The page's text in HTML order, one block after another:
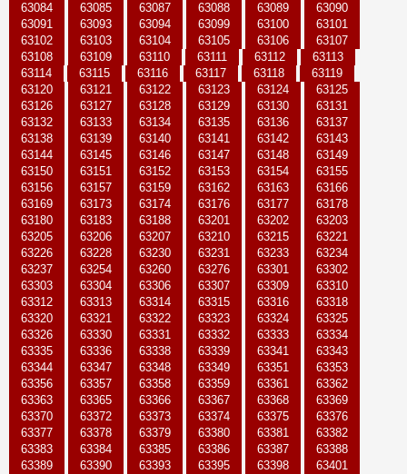
63084
63085 63087 63088 63089
63090
63091
63093 63094 63099 63100
63101
63102
63103 63104 63105 63106
63107
63108
63109 63110 63111 63112
63113
63114
63115 63116 63117 63118
63119
63120
63121 63122 63123 63124
63125
63126
63127 63128 63129 63130
63131
63132
63133 63134 63135 63136
63137
63138
63139 63140 63141 63142
63143
63144
63145 63146 63147 63148
63149
63150
63151 63152 63153 63154
63155
63156
63157 63159 63162 63163
63166
63169
63173 63174 63176 63177
63178
63180
63183 63188 63201 63202
63203
63205
63206 63207 63210 63215
63221
63226
63228 63230 63231 63233
63234
63237
63254 63260 63276 63301
63302
63303
63304 63306 63307 63309
63310
63312
63313 63314 63315 63316
63318
63320
63321 63322 63323 63324
63325
63326
63330 63331 63332 63333
63334
63335
63336 63338 63339 63341
63343
63344
63347 63348 63349 63351
63353
63356
63357 63358 63359 63361
63362
63363
63365 63366 63367 63368
63369
63370
63372 63373 63374 63375
63376
63377
63378 63379 63380 63381
63382
63383
63384 63385 63386 63387
63388
63389
63390 63393 63395 63398
63401